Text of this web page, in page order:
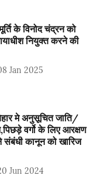
के विनोद चंद्रन को
नियुक्त करने की
Jan 2025
मे अनुसूचित जाति/
वर्गो के लिए आरक्षण
कानून को खारिज
Jun 2024